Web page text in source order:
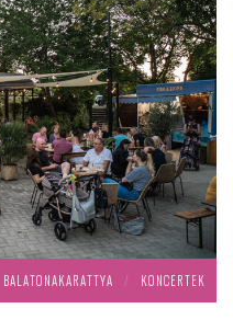
BALATONAKARATTYA / KONCERTEK